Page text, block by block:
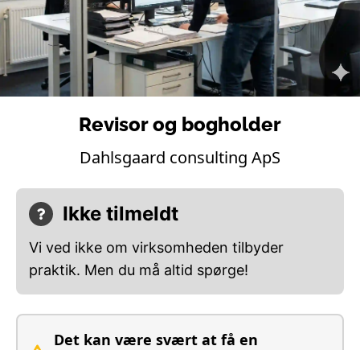
Revisor og bogholder
Dahlsgaard consulting ApS
Ikke tilmeldt
Vi ved ikke om virksomheden tilbyder
praktik. Men du må altid spørge!
Det kan være svært at få en